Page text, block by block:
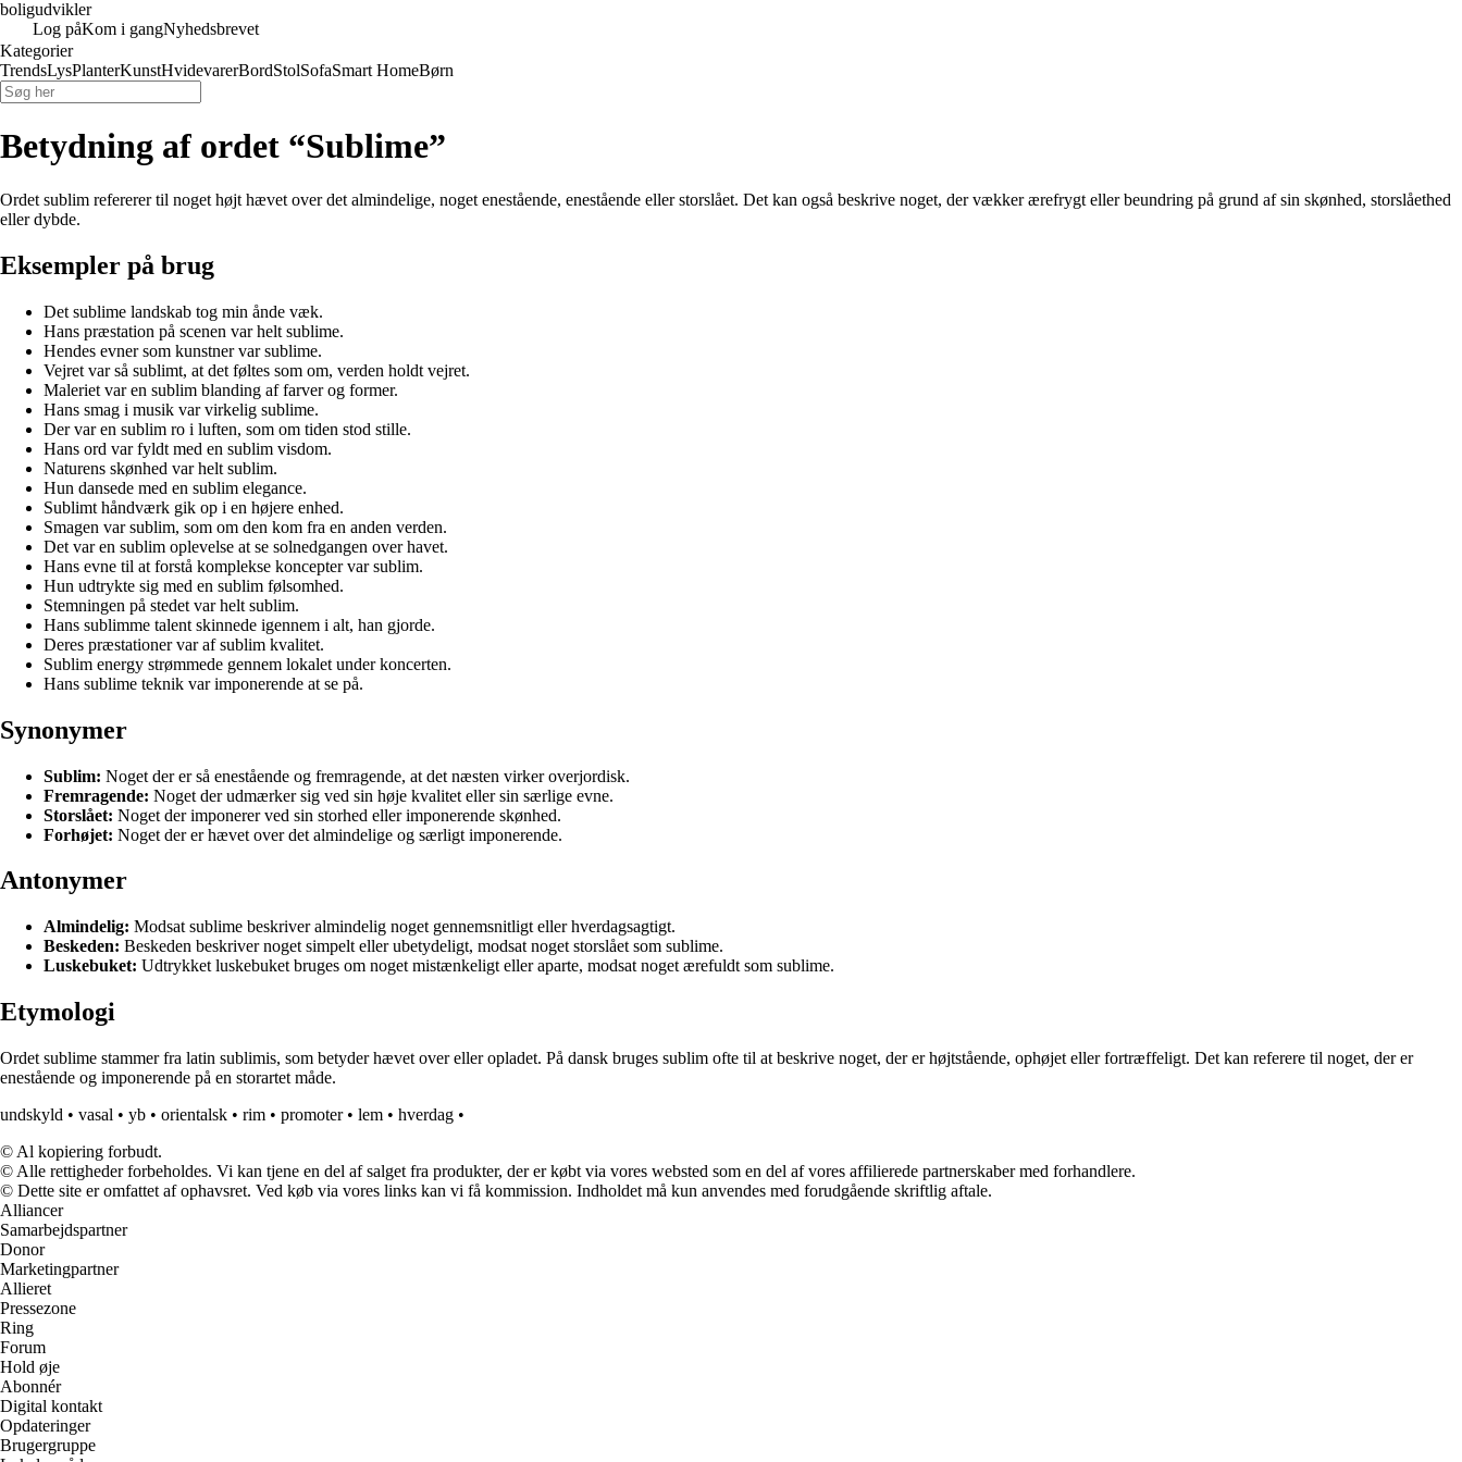
boligudvikler
Log påKom i gangNyhedsbrevet
Kategorier
TrendsLysPlanterKunstHvidevarerBordStolSofaSmart HomeBørn
Betydning af ordet “Sublime”
Ordet sublim refererer til noget højt hævet over det almindelige, noget enestående, enestående eller storslået. Det kan også beskrive noget, der vækker ærefrygt eller beundring på grund af sin skønhed, storslåethed
eller dybde.
Eksempler på brug
Det sublime landskab tog min ånde væk.
Hans præstation på scenen var helt sublime.
Hendes evner som kunstner var sublime.
Vejret var så sublimt, at det føltes som om, verden holdt vejret.
Maleriet var en sublim blanding af farver og former.
Hans smag i musik var virkelig sublime.
Der var en sublim ro i luften, som om tiden stod stille.
Hans ord var fyldt med en sublim visdom.
Naturens skønhed var helt sublim.
Hun dansede med en sublim elegance.
Sublimt håndværk gik op i en højere enhed.
Smagen var sublim, som om den kom fra en anden verden.
Det var en sublim oplevelse at se solnedgangen over havet.
Hans evne til at forstå komplekse koncepter var sublim.
Hun udtrykte sig med en sublim følsomhed.
Stemningen på stedet var helt sublim.
Hans sublimme talent skinnede igennem i alt, han gjorde.
Deres præstationer var af sublim kvalitet.
Sublim energy strømmede gennem lokalet under koncerten.
Hans sublime teknik var imponerende at se på.
Synonymer
Sublim: Noget der er så enestående og fremragende, at det næsten virker overjordisk.
Fremragende: Noget der udmærker sig ved sin høje kvalitet eller sin særlige evne.
Storslået: Noget der imponerer ved sin storhed eller imponerende skønhed.
Forhøjet: Noget der er hævet over det almindelige og særligt imponerende.
Antonymer
Almindelig: Modsat sublime beskriver almindelig noget gennemsnitligt eller hverdagsagtigt.
Beskeden: Beskeden beskriver noget simpelt eller ubetydeligt, modsat noget storslået som sublime.
Luskebuket: Udtrykket luskebuket bruges om noget mistænkeligt eller aparte, modsat noget ærefuldt som sublime.
Etymologi
Ordet sublime stammer fra latin sublimis, som betyder hævet over eller opladet. På dansk bruges sublim ofte til at beskrive noget, der er højtstående, ophøjet eller fortræffeligt. Det kan referere til noget, der er
enestående og imponerende på en storartet måde.
undskyld • vasal • yb • orientalsk • rim • promoter• lem • hverdag •
© Al kopiering forbudt.
© Alle rettigheder forbeholdes. Vi kan tjene en del af salget fra produkter, der er købt via vores websted som en del af vores affilierede partnerskaber med forhandlere.
© Dette site er omfattet af ophavsret. Ved køb via vores links kan vi få kommission. Indholdet må kun anvendes med forudgående skriftlig aftale.
Alliancer
Samarbejdspartner
Donor
Marketingpartner
Allieret
Pressezone
Ring
Forum
Hold øje
Abonnér
Digital kontakt
Opdateringer
Brugergruppe